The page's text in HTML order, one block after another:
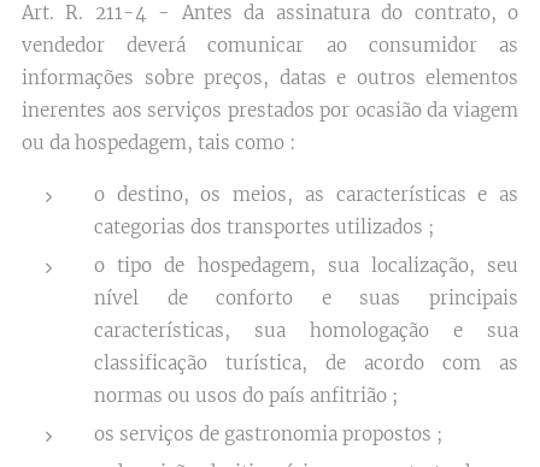
Art. R. 211-4 - Antes da assinatura do contrato, o
vendedor deverá comunicar ao consumidor as
informações sobre preços, datas e outros elementos
inerentes aos serviços prestados por ocasião da viagem
ou da hospedagem, tais como :
o destino, os meios, as características e as
categorias dos transportes utilizados ;
o tipo de hospedagem, sua localização, seu
nível de conforto e suas principais
características, sua homologação e sua
classificação turística, de acordo com as
normas ou usos do país anfitrião ;
os serviços de gastronomia propostos ;